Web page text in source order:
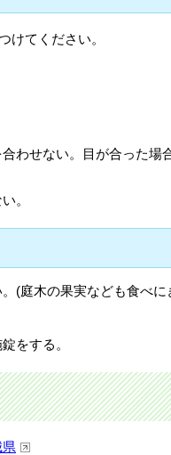
けてください。
わせない。目が合った場
。
(庭木の果実なども食べに
をする。